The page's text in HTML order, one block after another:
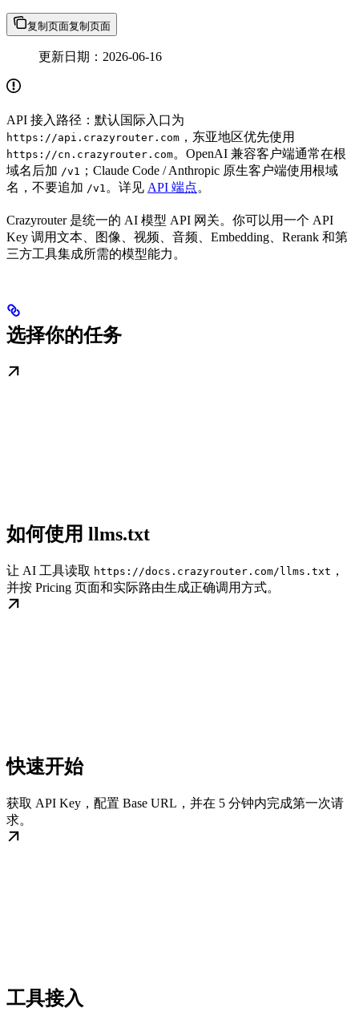
复制页面复制页面
更新日期：2026-06-16
API 接入路径：默认国际入口为
https://api.crazyrouter.com ，东亚地区优先使用
https://cn.crazyrouter.com。OpenAI 兼容客户端通常在根
域名后加 /v1
；Claude Code / Anthropic 原生客户端使用根域
名，不要追加 /v1 。详见 API 端点。
Crazyrouter 是统一的 AI 模型 API 网关。你可以用一个 API
Key 调用文本、图像、视频、音频、Embedding、Rerank 和第
三方工具集成所需的模型能力。
选择你的任务
如何使用 llms.txt
让 AI 工具读取 https://docs.crazyrouter.com/llms.txt ，
并按 Pricing 页面和实际路由生成正确调用方式。
快速开始
获取 API Key，配置 Base URL，并在 5 分钟内完成第一次请
求。
工具接入